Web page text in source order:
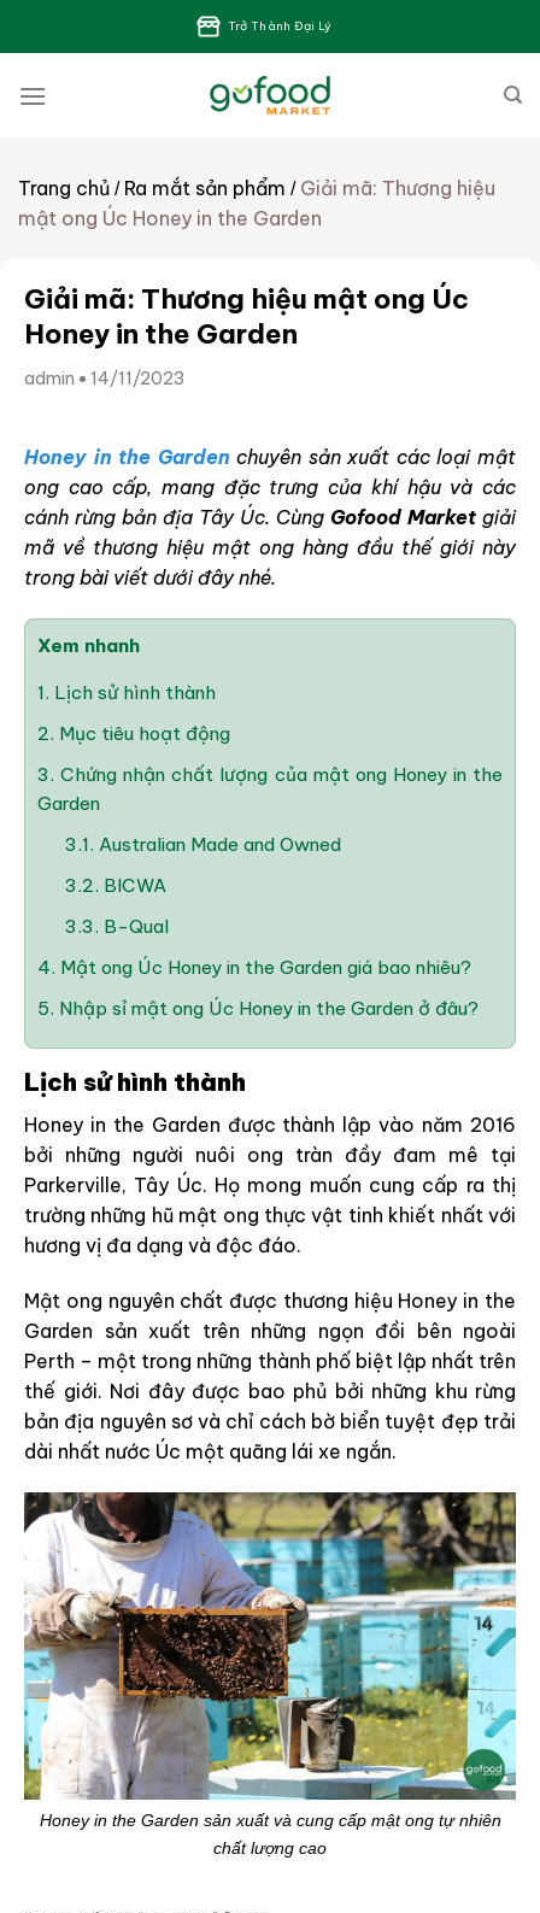
dung
Trở Thành Đại Lý
Trang chủ / Ra mắt sản phẩm / Giải mã: Thương hiệu
mật ong Úc Honey in the Garden
Giải mã: Thương hiệu mật ong Úc
Honey in the Garden
admin 14/11/2023
Honey in the Garden chuyên sản xuất các loại mật
ong cao cấp, mang đặc trưng của khí hậu và các
cánh rừng bản địa Tây Úc. Cùng Gofood Market giải
mã về thương hiệu mật ong hàng đầu thế giới này
trong bài viết dưới đây nhé.
Xem nhanh
1. Lịch sử hình thành
2. Mục tiêu hoạt động
3. Chứng nhận chất lượng của mật ong Honey in the
Garden
3.1. Australian Made and Owned
3.2. BICWA
3.3. B-Qual
4. Mật ong Úc Honey in the Garden giá bao nhiêu?
5. Nhập sỉ mật ong Úc Honey in the Garden ở đâu?
Lịch sử hình thành
Honey in the Garden được thành lập vào năm 2016
bởi những người nuôi ong tràn đầy đam mê tại
Parkerville, Tây Úc. Họ mong muốn cung cấp ra thị
trường những hũ mật ong thực vật tinh khiết nhất với
hương vị đa dạng và độc đáo.
Mật ong nguyên chất được thương hiệu Honey in the
Garden sản xuất trên những ngọn đồi bên ngoài
Perth – một trong những thành phố biệt lập nhất trên
thế giới. Nơi đây được bao phủ bởi những khu rừng
bản địa nguyên sơ và chỉ cách bờ biển tuyệt đẹp trải
dài nhất nước Úc một quãng lái xe ngắn.
Honey in the Garden sản xuất và cung cấp mật ong tự nhiên
chất lượng cao